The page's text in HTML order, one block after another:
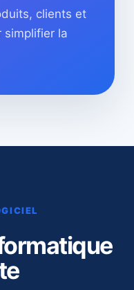
clients et
simplifier la